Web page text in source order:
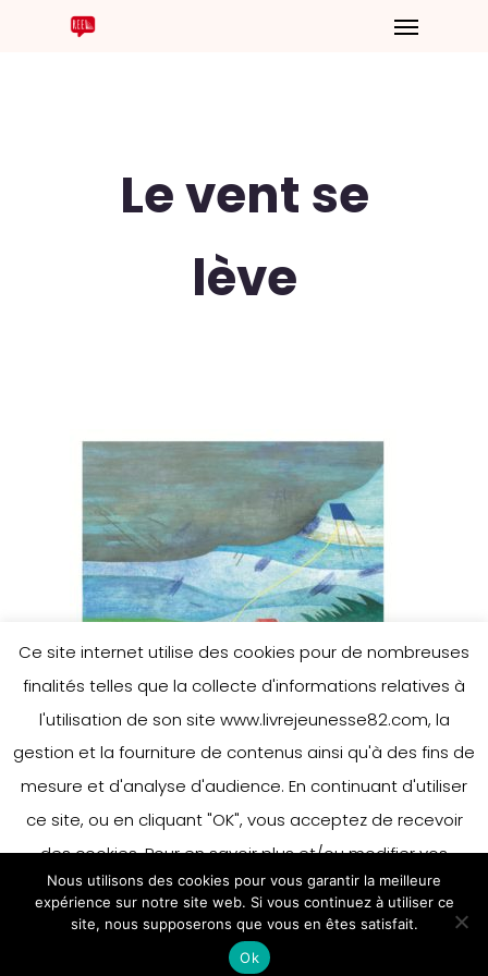
Le vent se
lève
Ce site internet utilise des cookies pour de nombreuses
finalités telles que la collecte d'informations relatives à
l'utilisation de son site www.livrejeunesse82.com, la
gestion et la fourniture de contenus ainsi qu'à des fins de
mesure et d'analyse d'audience. En continuant d'utiliser
ce site, ou en cliquant "OK", vous acceptez de recevoir
des cookies. Pour en savoir plus et/ou modifier vos
préférences en matière de cookies, merci de vous référer
à notre politique sur les cookies.
Accepter
En savoir plus
Nous utilisons des cookies pour vous garantir la meilleure
expérience sur notre site web. Si vous continuez à utiliser ce
site, nous supposerons que vous en êtes satisfait.
Ok